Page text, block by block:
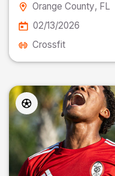
Orange County, FL
02/13/2026
Crossfit